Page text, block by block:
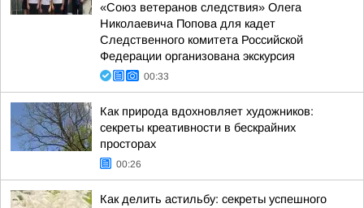
«Союз ветеранов следствия» Олега
Николаевича Попова для кадет
Следственного комитета Российской
Федерации организована экскурсия
00:33
Как природа вдохновляет художников:
секреты креативности в бескрайних
просторах
00:26
Как делить астильбу: секреты успешного